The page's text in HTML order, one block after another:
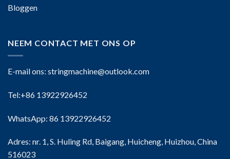
Bloggen
NEEM CONTACT MET ONS OP
E-mail ons: stringmachine@outlook.com
Tel:+86 13922926452
WhatsApp: 86 13922926452
Adres: nr. 1, S. Huling Rd, Baigang, Huicheng, Huizhou, China
516023